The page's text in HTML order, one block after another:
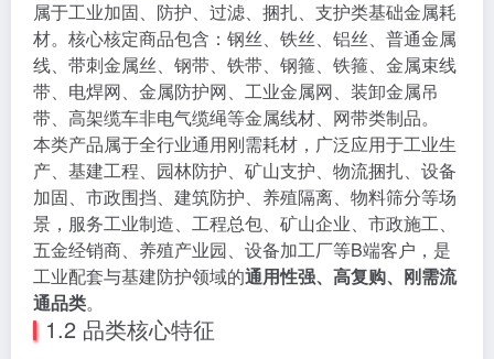
属于工业加固、防护、过滤、捆扎、支护类基础金属耗
材。核心核定商品包含：钢丝、铁丝、铝丝、普通金属
线、带刺金属丝、钢带、铁带、钢箍、铁箍、金属束线
带、电焊网、金属防护网、工业金属网、装卸金属吊
带、高架缆车非电气缆绳等金属线材、网带类制品。
本类产品属于全行业通用刚需耗材，广泛应用于工业生
产、基建工程、园林防护、矿山支护、物流捆扎、设备
加固、市政围挡、建筑防护、养殖隔离、物料筛分等场
景，服务工业制造、工程总包、矿山企业、市政施工、
五金经销商、养殖产业园、设备加工厂等B端客户，是
工业配套与基建防护领域的通用性强、高复购、刚需流
通品类。
1.2 品类核心特征